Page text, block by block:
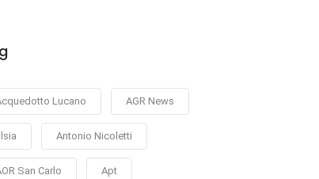
Lucano AGR News
Antonio Nicoletti
San Carlo Apt